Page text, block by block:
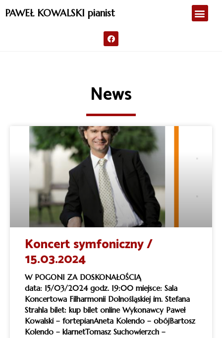
PAWEŁ KOWALSKI pianist
News
Koncert symfoniczny /
15.03.2024
W POGONI ZA DOSKONAŁOŚCIĄ
data: 15/03/2024 godz. 19:00 miejsce: Sala
Koncertowa Filharmonii Dolnośląskiej im. Stefana
Strahla bilet: kup bilet online Wykonawcy Paweł
Kowalski – fortepianAneta Kolendo – obójBartosz
Kolendo – klarnetTomasz Suchowierzch –